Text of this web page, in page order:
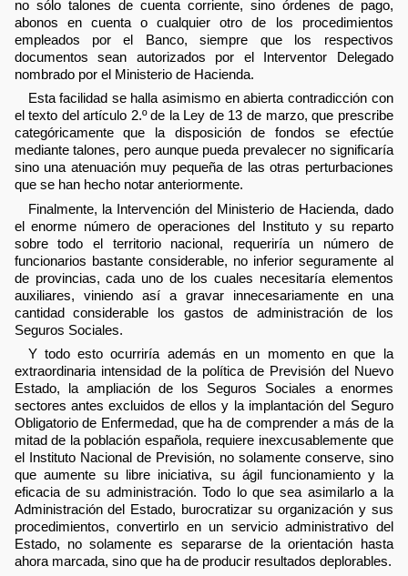
no sólo talones de cuenta corriente, sino órdenes de pago,
abonos en cuenta o cualquier otro de los procedimientos
empleados por el Banco, siempre que los respectivos
documentos sean autorizados por el Interventor Delegado
nombrado por el Ministerio de Hacienda.
Esta facilidad se halla asimismo en abierta contradicción con
el texto del artículo 2.º de la Ley de 13 de marzo, que prescribe
categóricamente que la disposición de fondos se efectúe
mediante talones, pero aunque pueda prevalecer no significaría
sino una atenuación muy pequeña de las otras perturbaciones
que se han hecho notar anteriormente.
Finalmente, la Intervención del Ministerio de Hacienda, dado
el enorme número de operaciones del Instituto y su reparto
sobre todo el territorio nacional, requeriría un número de
funcionarios bastante considerable, no inferior seguramente al
de provincias, cada uno de los cuales necesitaría elementos
auxiliares, viniendo así a gravar innecesariamente en una
cantidad considerable los gastos de administración de los
Seguros Sociales.
Y todo esto ocurriría además en un momento en que la
extraordinaria intensidad de la política de Previsión del Nuevo
Estado, la ampliación de los Seguros Sociales a enormes
sectores antes excluidos de ellos y la implantación del Seguro
Obligatorio de Enfermedad, que ha de comprender a más de la
mitad de la población española, requiere inexcusablemente que
el Instituto Nacional de Previsión, no solamente conserve, sino
que aumente su libre iniciativa, su ágil funcionamiento y la
eficacia de su administración. Todo lo que sea asimilarlo a la
Administración del Estado, burocratizar su organización y sus
procedimientos, convertirlo en un servicio administrativo del
Estado, no solamente es separarse de la orientación hasta
ahora marcada, sino que ha de producir resultados deplorables.